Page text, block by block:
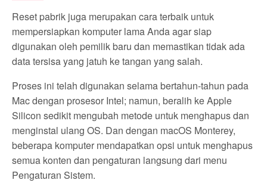
Reset pabrik juga merupakan cara terbaik untuk
mempersiapkan komputer lama Anda agar siap
digunakan oleh pemilik baru dan memastikan tidak ada
data tersisa yang jatuh ke tangan yang salah.
Proses ini telah digunakan selama bertahun-tahun pada
Mac dengan prosesor Intel; namun, beralih ke Apple
Silicon sedikit mengubah metode untuk menghapus dan
menginstal ulang OS. Dan dengan macOS Monterey,
beberapa komputer mendapatkan opsi untuk menghapus
semua konten dan pengaturan langsung dari menu
Pengaturan Sistem.